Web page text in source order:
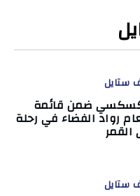
ستايل
ضمن قائمة
رواد الفضاء في رحلة
القمر
ستايل